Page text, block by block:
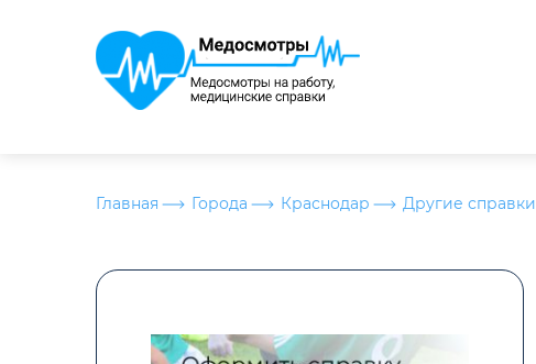
Главная Города Краснодар Другие справки